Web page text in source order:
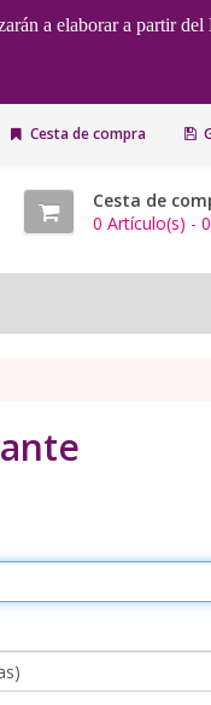
a elaborar a partir
Cesta de compra
Cesta de
0 Artículo(s) -